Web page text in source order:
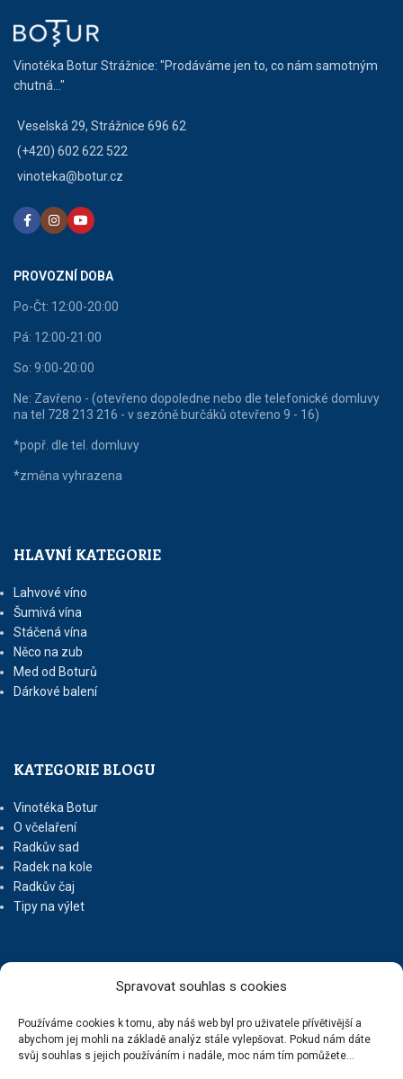
Spravovat souhlas s cookies
Používáme cookies k tomu, aby náš web byl pro uživatele přívětivější a
abychom jej mohli na základě analýz stále vylepšovat. Pokud nám dáte
svůj souhlas s jejich používáním i nadále, moc nám tím pomůžete...
Vinotéka Botur Strážnice: "Prodáváme jen to, co nám samotným
chutná..."
Veselská 29, Strážnice 696 62
(+420) 602 622 522
vinoteka@botur.cz
PROVOZNÍ DOBA
Po-Čt: 12:00-20:00
Pá: 12:00-21:00
So: 9:00-20:00
Ne: Zavřeno - (otevřeno dopoledne nebo dle telefonické domluvy
na tel 728 213 216 - v sezóně burčáků otevřeno 9 - 16)
*popř. dle tel. domluvy
*změna vyhrazena
HLAVNÍ KATEGORIE
Lahvové víno
Šumivá vína
Stáčená vína
Něco na zub
Med od Boturů
Dárkové balení
KATEGORIE BLOGU
Vinotéka Botur
O včelaření
Radkův sad
Radek na kole
Radkův čaj
Tipy na výlet
UŽITEČNÉ ODKAZY
Ochrana osobních údajů
Obchodní podmínky
Reklamační řád